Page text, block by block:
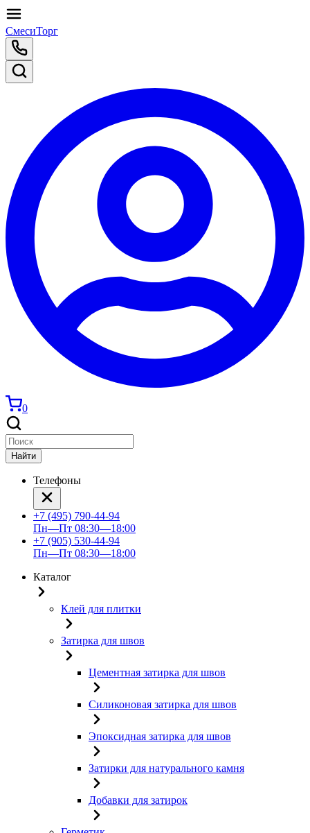
СмесиТорг
0
Найти
Телефоны
+7 (495) 790-44-94
Пн—Пт 08:30—18:00
+7 (905) 530-44-94
Пн—Пт 08:30—18:00
Каталог
Клей для плитки
Затирка для швов
Цементная затирка для швов
Силиконовая затирка для швов
Эпоксидная затирка для швов
Затирки для натурального камня
Добавки для затирок